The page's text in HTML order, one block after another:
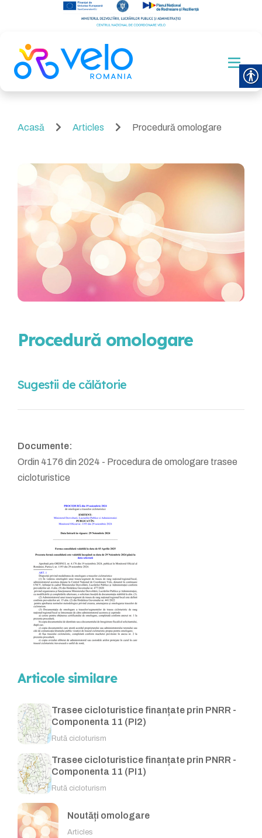
Acasă Articles Procedură omologare
Procedură omologare
Sugestii de călătorie
Documente:
Ordin 4176 din 2024 - Procedura de omologare trasee
cicloturistice
Articole similare
Trasee cicloturistice finanțate prin PNRR -
Componenta 11 (PI2)
Rută cicloturism
Trasee cicloturistice finanțate prin PNRR -
Componenta 11 (PI1)
Rută cicloturism
Noutăți omologare
Articles